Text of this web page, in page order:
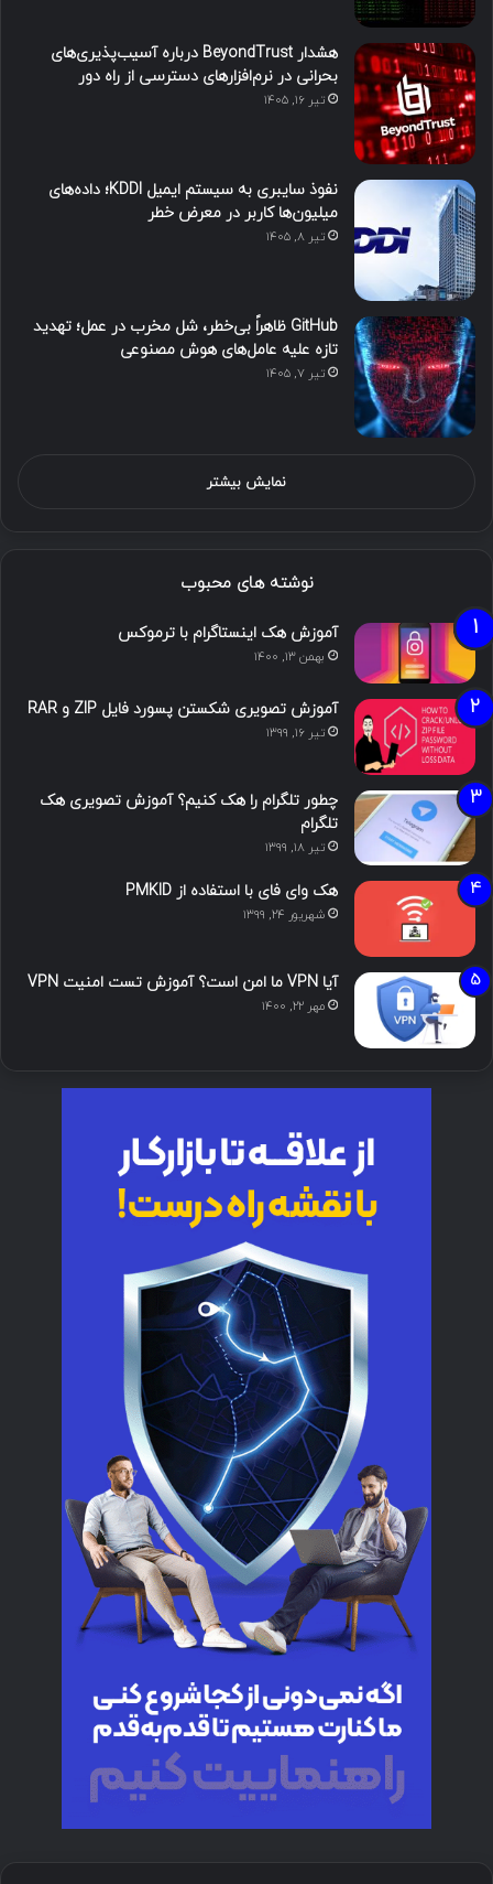
هشدار BeyondTrust درباره آسیب‌پذیری‌های
بحرانی در نرم‌افزارهای دسترسی از راه دور
تیر ۱۶, ۱۴۰۵
نفوذ سایبری به سیستم ایمیل KDDI؛ داده‌های
میلیون‌ها کاربر در معرض خطر
تیر ۸, ۱۴۰۵
GitHub ظاهراً بی‌خطر، شل مخرب در عمل؛ تهدید
تازه علیه عامل‌های هوش مصنوعی
تیر ۷, ۱۴۰۵
نمایش بیشتر
نوشته های محبوب
آموزش هک اینستاگرام با ترموکس
بهمن ۱۳, ۱۴۰۰
آموزش تصویری شکستن پسورد فایل ZIP و RAR
تیر ۱۶, ۱۳۹۹
چطور تلگرام را هک کنیم؟ آموزش تصویری هک
تلگرام
تیر ۱۸, ۱۳۹۹
هک وای فای با استفاده از PMKID
شهریور ۲۴, ۱۳۹۹
آیا VPN ما امن است؟ آموزش تست امنیت VPN
مهر ۲۲, ۱۴۰۰